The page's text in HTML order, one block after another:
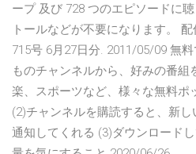
ープ 及び 728 つのエピソードに
トールなどが不要になります。
715号 6月27日分. 2011/05/09 無
ものチャンネルから、好みの番組
楽、スポーツなど、様々な無料ポ
(2)チャンネルを購読すると、新
通知してくれる (3)ダウンロード